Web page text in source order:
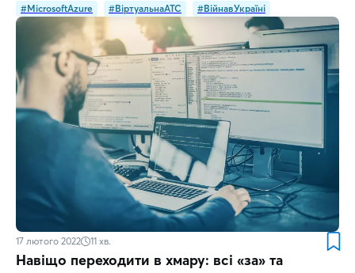
#MicrosoftAzure #ВіртуальнаATC #ВійнавУкраїні
17 лютого 2022 11 хв.
Навіщо переходити в хмару: всі «за» та